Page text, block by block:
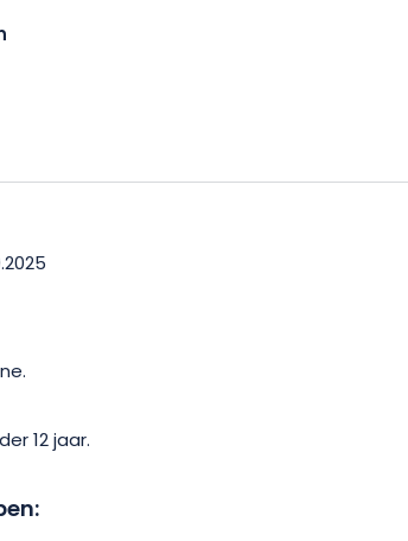
ontdek je een onopvallend maar essentieel
drempelstenen en opmerkelijke bomen die
van een landelijke manier van leven en
12 jaar.